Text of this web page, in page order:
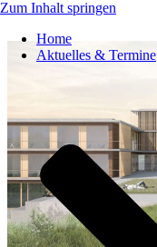
Zum Inhalt springen
Home
Aktuelles & Termine